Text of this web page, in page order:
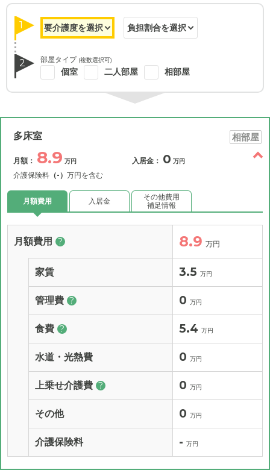
1
2 部屋タイプ (複数選択可)
個室 二人部屋 相部屋
多床室 相部屋
月額： 8.9 万円
介護保険料 （-） 万円を含む
入居金： 0 万円
月額費用 入居金
その他費用
補足情報
月額費用 ? 8.9 万円
家賃 3.5 万円
管理費 ? 0 万円
食費 ? 5.4 万円
水道・光熱費 0 万円
上乗せ介護費 ? 0 万円
その他 0 万円
介護保険料 - 万円